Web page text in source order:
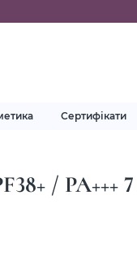
Сертифікати
/